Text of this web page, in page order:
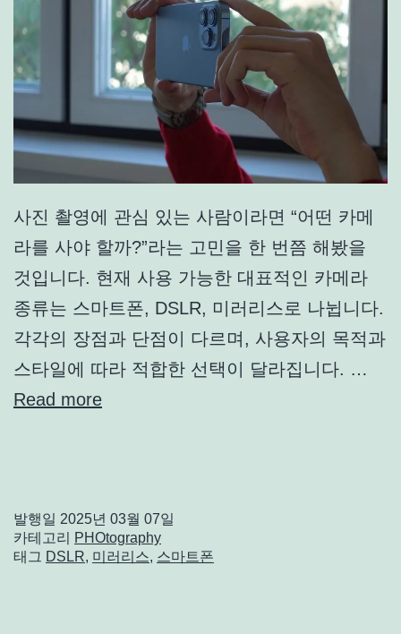
사진 촬영에 관심 있는 사람이라면 “어떤 카메
라를 사야 할까?”라는 고민을 한 번쯤 해봤을
것입니다. 현재 사용 가능한 대표적인 카메라
종류는 스마트폰, DSLR, 미러리스로 나뉩니다.
각각의 장점과 단점이 다르며, 사용자의 목적과
스타일에 따라 적합한 선택이 달라집니다. …
Read more
발행일 2025년 03월 07일
카테고리
PHOtography
태그 DSLR, 미러리스, 스마트폰